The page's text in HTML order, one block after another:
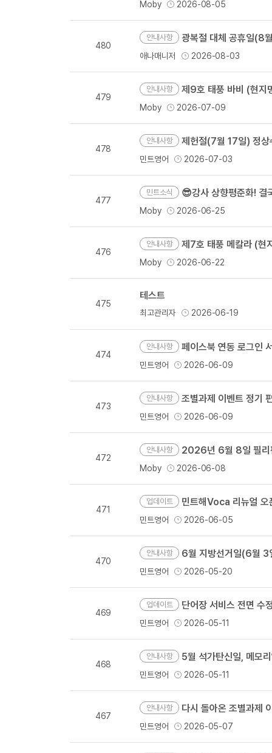
Moby 2026-08-05
480
안내사항 광복절 대체 공휴일(8월
애나매니저 2026-08-03
479
안내사항 제9호 태풍 바비 (현
Moby 2026-07-09
478
안내사항 제헌절(7월 17일) 정상
민트영어 2026-07-03
477
민트소식 😎강사 상향평준화! 결
Moby 2026-06-25
476
안내사항 제7호 태풍 메칼라 (
Moby 2026-06-22
475
테스트
최고관리자 2026-06-19
474
안내사항 페이스북 연동 로그인
민트영어 2026-06-09
473
안내사항 조별과제 이벤트 정기
민트영어 2026-06-09
472
안내사항 2026년 6월 8일 필리
Moby 2026-06-08
471
업데이트 민트해Voca 리뉴얼 오
민트영어 2026-06-05
470
안내사항 6월 지방선거일(6월 3일
민트영어 2026-05-20
469
업데이트 단어장 서비스 전면 수
민트영어 2026-05-11
468
안내사항 5월 석가탄신일, 메모
민트영어 2026-05-11
467
안내사항 다시 돌아온 조별과제
민트영어 2026-05-07